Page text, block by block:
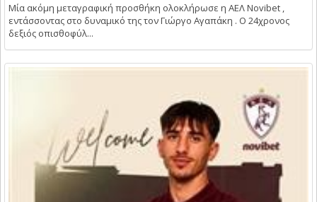
Μία ακόμη μεταγραφική προσθήκη ολοκλήρωσε η ΑΕΛ Novibet ,
εντάσσοντας στο δυναμικό της τον Γιώργο Αγαπάκη . Ο 24χρονος
δεξιός οπισθοφύλ...